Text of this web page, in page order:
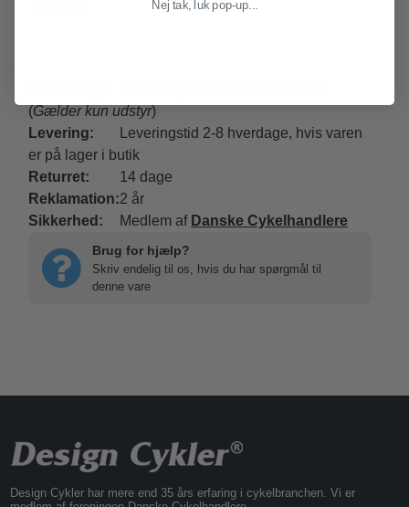
(Gælder kun udstyr)
Levering:
Leveringstid 2-8 hverdage, hvis varen
er på lager i butik
Returret:
14 dage
Reklamation:2 år
Sikkerhed:
Medlem af Danske Cykelhandlere
Brug for hjælp?
Skriv endelig til os, hvis du har spørgmål til
denne vare
Design Cykler har mere end 35 års erfaring i cykelbranchen. Vi er
Nej tak, luk pop-up...